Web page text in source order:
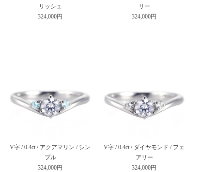
リッシュ
324,000円
リー
324,000円
V字 / 0.4ct / アクアマリン / シン
プル
324,000円
V字 / 0.4ct / ダイヤモンド / フェ
アリー
324,000円